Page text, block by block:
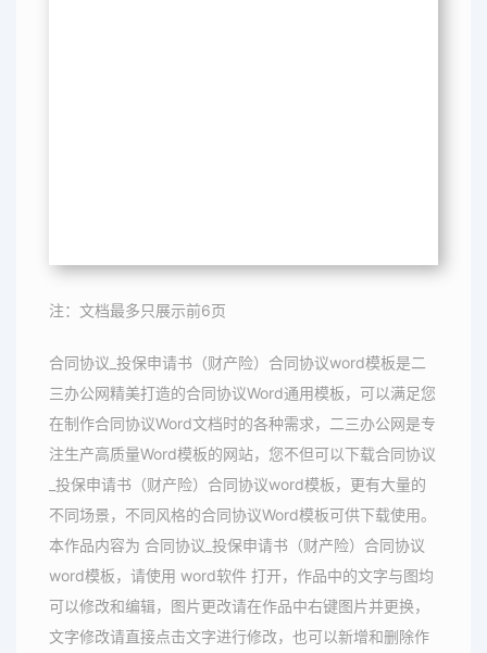
注：文档最多只展示前6页
合同协议_投保申请书（财产险）合同协议word模板是二
三办公网精美打造的合同协议Word通用模板，可以满足您
在制作合同协议Word文档时的各种需求，二三办公网是专
注生产高质量Word模板的网站，您不但可以下载合同协议
_投保申请书（财产险）合同协议word模板，更有大量的
不同场景，不同风格的合同协议Word模板可供下载使用。
本作品内容为 合同协议_投保申请书（财产险）合同协议
word模板，请使用 word软件 打开，作品中的文字与图均
可以修改和编辑，图片更改请在作品中右键图片并更换，
文字修改请直接点击文字进行修改，也可以新增和删除作